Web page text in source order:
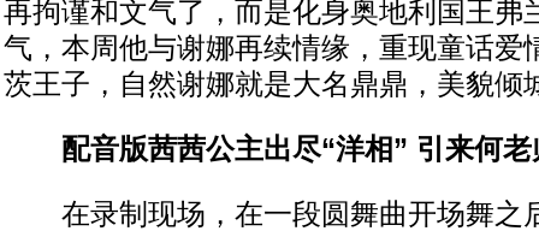
再拘谨和文气了，而是化身奥地利国王弗
气，本周他与谢娜再续情缘，重现童话爱
茨王子，自然谢娜就是大名鼎鼎，美貌倾
配音版茜茜公主出尽“洋相” 引来何老
在录制现场，在一段圆舞曲开场舞之